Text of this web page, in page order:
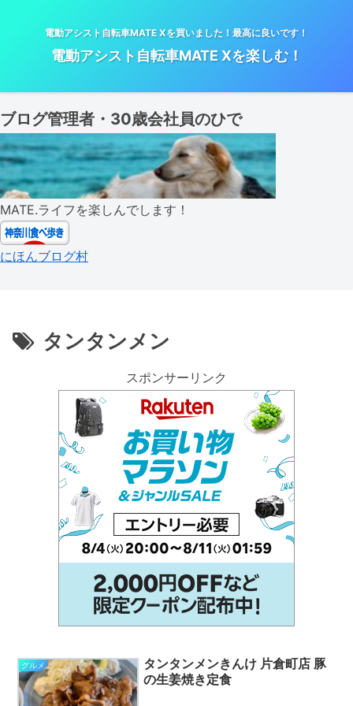
電動アシスト自転車MATE Xを買いました！最高に良いです！
電動アシスト自転車MATE Xを楽しむ！
ブログ管理者・30歳会社員のひで
MATE.ライフを楽しんでします！
にほんブログ村
タンタンメン
スポンサーリンク
グルメ
タンタンメンきんけ 片倉町店 豚
の生姜焼き定食